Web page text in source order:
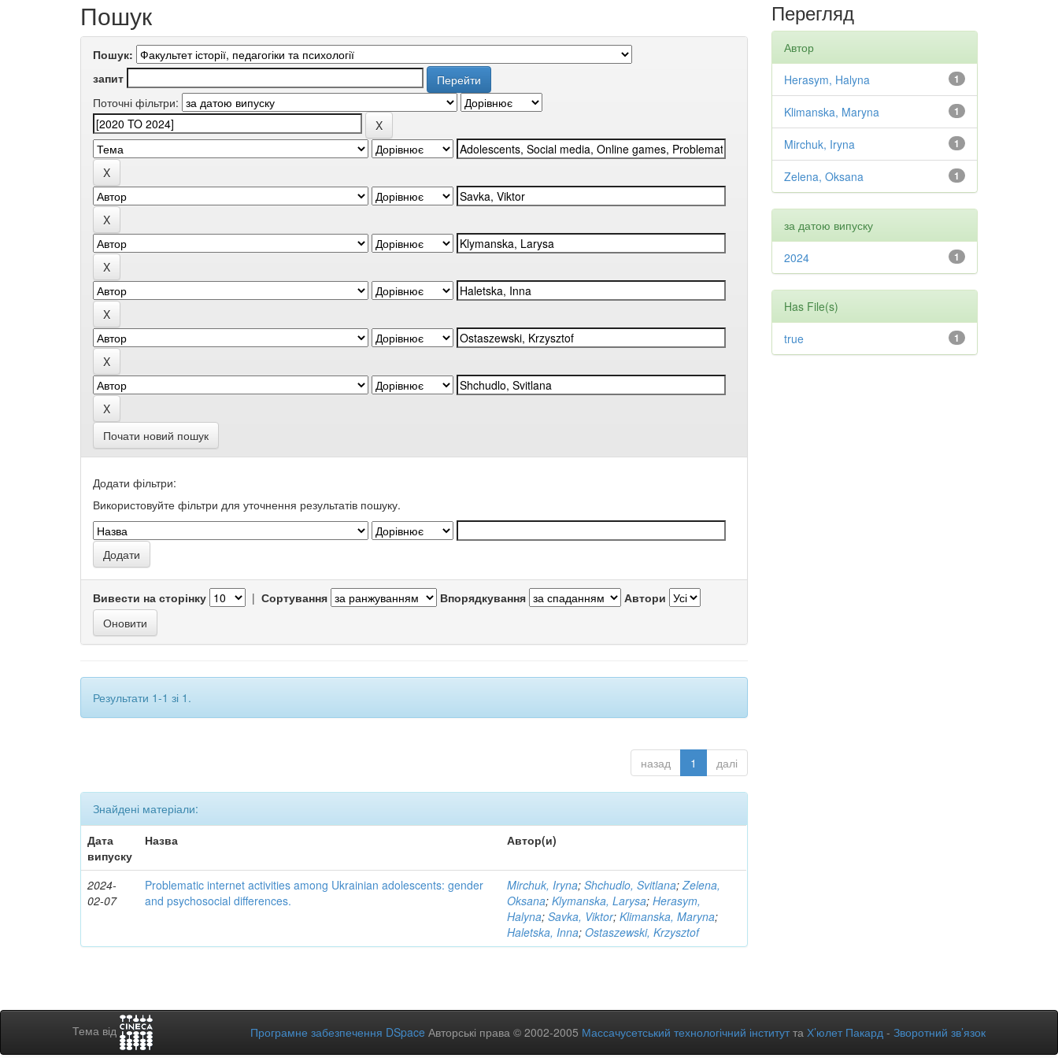
Пошук
Пошук:
запит
Поточні фільтри:
Почати новий пошук
Додати фільтри:
Використовуйте фільтри для уточнення результатів пошуку.
Вивести на сторінку | Сортування Впорядкування Автори
Результати 1-1 зі 1.
назад 1 далі
Знайдені матеріали:
Дата
випуску
Назва Автор(и)
2024-
02-07
Problematic internet activities among Ukrainian adolescents: gender
and psychosocial differences.
Mirchuk, Iryna;Shchudlo, Svitlana;Zelena,
Oksana;Klymanska, Larysa;Herasym,
Halyna;Savka, Viktor;Klimanska, Maryna;
Haletska, Inna;Ostaszewski, Krzysztof
Перегляд
Автор
1
Herasym, Halyna
1
Klimanska, Maryna
1
Mirchuk, Iryna
1
Zelena, Oksana
за датою випуску
1
2024
Has File(s)
1
true
Тема від Програмне забезпечення DSpace Авторські права © 2002-2005 Массачусетський технологічний інститутта Х’юлет Пакард - Зворотний зв’язок